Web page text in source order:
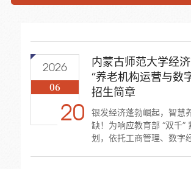
2026
06
20
内蒙古师范大学经济
“养老机构运营与数
招生简章
银发经济蓬勃崛起，智慧
缺！为响应教育部 “双千”
划，依托工商管理、数字